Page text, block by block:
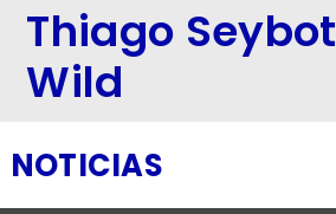
Thiago
Wild
NOTICIAS